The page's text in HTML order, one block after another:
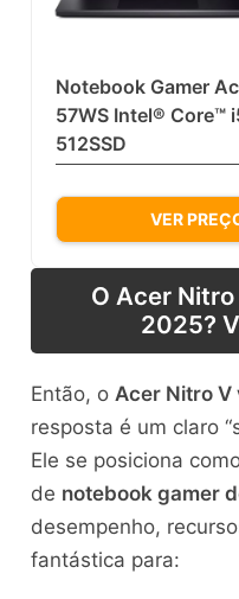
Notebook Gamer
57WS Intel® Core™
512SSD
VER
O Acer Nitro
2025?
Então, o Acer Nitro V
resposta é um claro
Ele se posiciona
de notebook gamer
desempenho,
fantástica para: